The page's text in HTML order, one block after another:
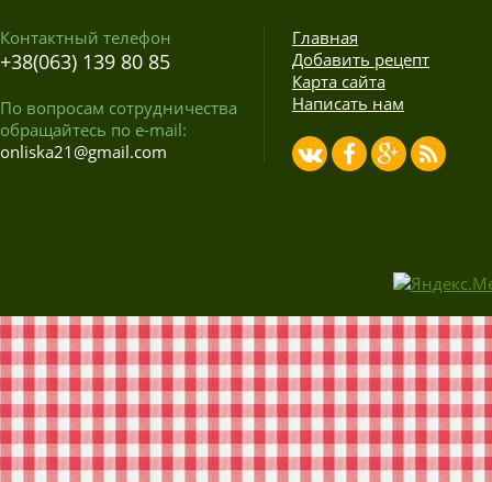
Контактный телефон
+38(063) 139 80 85
По вопросам сотрудничества
обращайтесь по e-mail:
onliska21@gmail.com
Главная
Добавить рецепт
Карта сайта
Написать нам